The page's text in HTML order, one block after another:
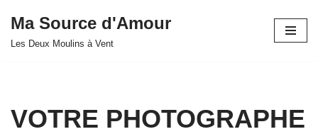
Aller
Ma Source d'Amour
Les Deux Moulins à Vent
VOTRE PHOTOGRAPHE